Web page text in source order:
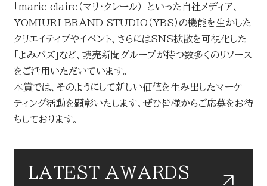
読売・日テレ アドバタイザー・オブ・ザ・イヤー
「marie claire（マリ・クレール）」といった自社メディア、
YOMIURI BRAND STUDIO（YBS）の機能を生かした
クリエイティブやイベント、さらにはSNS拡散を可視化した
「よみバズ」など、読売新聞グループが持つ数多くのリソース
をご活用いただいています。
本賞では、そのようにして新しい価値を生み出したマーケ
ティング活動を顕彰いたします。ぜひ皆様からご応募をお待
ちしております。
LATEST AWARDS